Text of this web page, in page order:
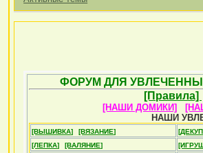
ФОРУМ ДЛЯ
[Правила]
[НАШИ ДОМИКИ]
НАШИ
[ВЫШИВКА] [ВЯЗАНИЕ]
[ЛЕПКА]
[ВАЛЯНИЕ]